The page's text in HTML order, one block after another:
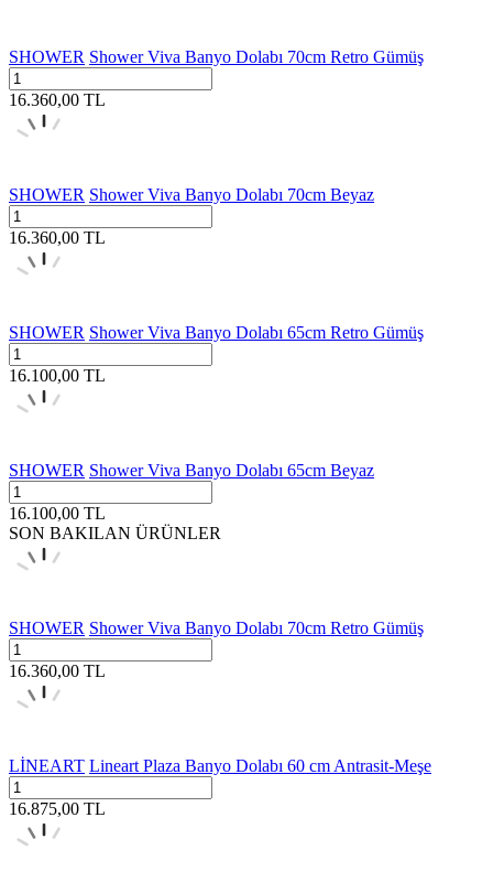
SHOWER Shower Viva Banyo Dolabı 70cm Retro Gümüş
16.360,00 TL
SHOWER Shower Viva Banyo Dolabı 70cm Beyaz
16.360,00 TL
SHOWER Shower Viva Banyo Dolabı 65cm Retro Gümüş
16.100,00 TL
SHOWER Shower Viva Banyo Dolabı 65cm Beyaz
16.100,00 TL
SON BAKILAN ÜRÜNLER
SHOWER Shower Viva Banyo Dolabı 70cm Retro Gümüş
16.360,00 TL
LİNEART Lineart Plaza Banyo Dolabı 60 cm Antrasit-Meşe
16.875,00 TL